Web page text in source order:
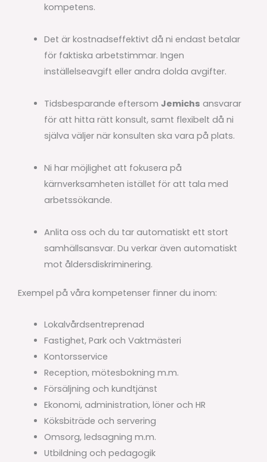
kompetens.
Det är kostnadseffektivt då ni endast betalar
för faktiska arbetstimmar. Ingen
inställelseavgift eller andra dolda avgifter.
Tidsbesparande eftersom Jemichs ansvarar
för att hitta rätt konsult, samt flexibelt då ni
själva väljer när konsulten ska vara på plats.
Ni har möjlighet att fokusera på
kärnverksamheten istället för att tala med
arbetssökande.
Anlita oss och du tar automatiskt ett stort
samhällsansvar. Du verkar även automatiskt
mot åldersdiskriminering.
Exempel på våra kompetenser finner du inom:
Lokalvårdsentreprenad
Fastighet, Park och Vaktmästeri
Kontorsservice
Reception, mötesbokning m.m.
Försäljning och kundtjänst
Ekonomi, administration, löner och HR
Köksbiträde och servering
Omsorg, ledsagning m.m.
Utbildning och pedagogik